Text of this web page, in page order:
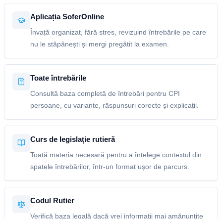
Aplicația SoferOnline
Învață organizat, fără stres, revizuind întrebările pe care
nu le stăpânești și mergi pregătit la examen.
Toate întrebările
Consultă baza completă de întrebări pentru CPI
persoane, cu variante, răspunsuri corecte și explicații.
Curs de legislație rutieră
Toată materia necesară pentru a înțelege contextul din
spatele întrebărilor, într-un format ușor de parcurs.
Codul Rutier
Verifică baza legală dacă vrei informații mai amănunțite